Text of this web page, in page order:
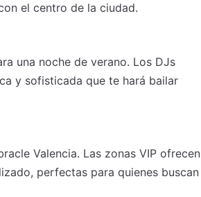
el centro de la ciudad.
una noche de verano. Los DJs
y sofisticada que te hará bailar
Valencia. Las zonas VIP ofrecen
perfectas para quienes buscan